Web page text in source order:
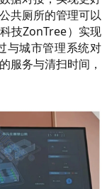
共厕所的管理可以
技ZonTree）实现
与城市管理系统对
服务与清扫时间，